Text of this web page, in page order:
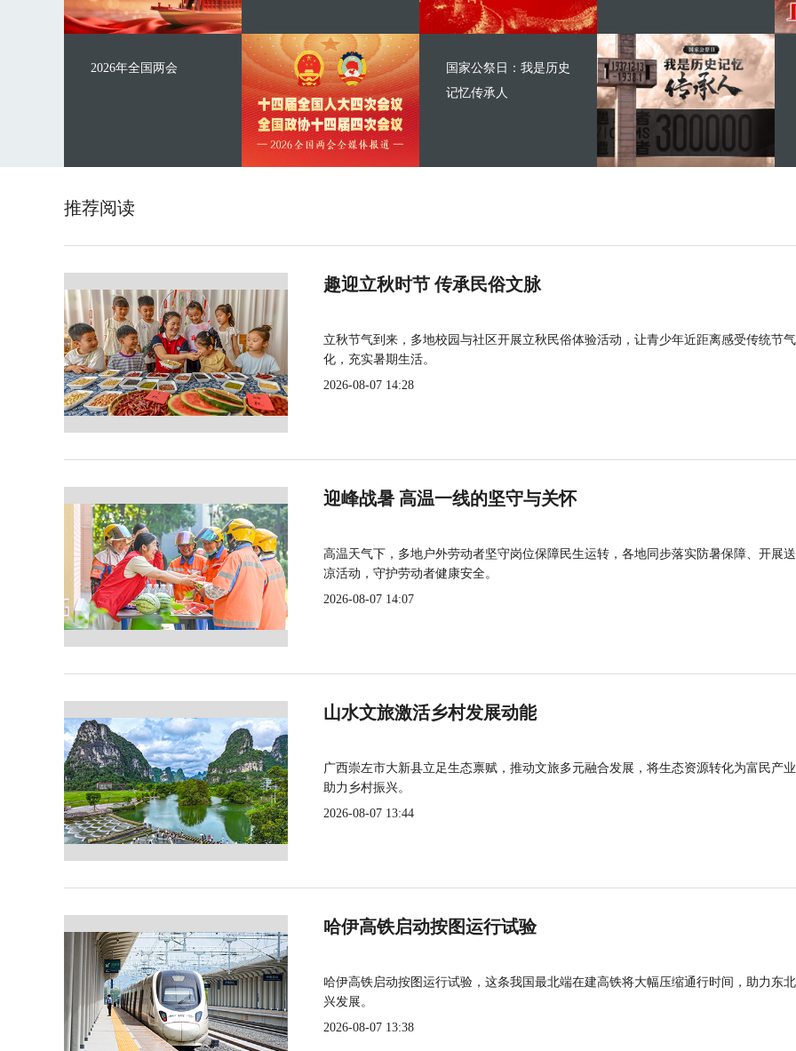
2026年全国两会
国家公祭日：我是历史
记忆传承人
推荐阅读
趣迎立秋时节 传承民俗文脉
立秋节气到来，多地校园与社区开展立秋民俗体验活动，让青少年近距离感受传统节
化，充实暑期生活。
2026-08-07 14:28
迎峰战暑 高温一线的坚守与关怀
高温天气下，多地户外劳动者坚守岗位保障民生运转，各地同步落实防暑保障、开展
凉活动，守护劳动者健康安全。
2026-08-07 14:07
山水文旅激活乡村发展动能
广西崇左市大新县立足生态禀赋，推动文旅多元融合发展，将生态资源转化为富民产
助力乡村振兴。
2026-08-07 13:44
哈伊高铁启动按图运行试验
哈伊高铁启动按图运行试验，这条我国最北端在建高铁将大幅压缩通行时间，助力东
兴发展。
2026-08-07 13:38